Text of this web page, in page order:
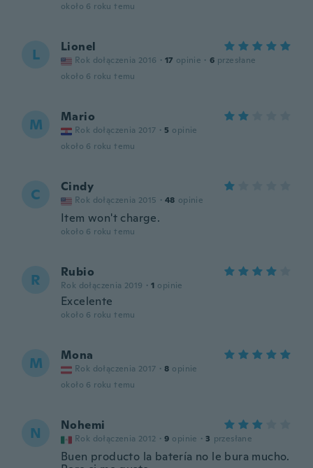
około 6 roku temu
L Lionel
Rok dołączenia 2016 · 17 opinie · 6 przesłane
około 6 roku temu
M Mario
Rok dołączenia 2017 · 5 opinie
około 6 roku temu
C Cindy
Rok dołączenia 2015 · 48 opinie
Item won't charge.
około 6 roku temu
R Rubio
Rok dołączenia 2019 · 1 opinie
Excelente
około 6 roku temu
M Mona
Rok dołączenia 2017 · 8 opinie
około 6 roku temu
N Nohemi
Rok dołączenia 2012 · 9 opinie · 3 przesłane
Buen producto la batería no le bura mucho.